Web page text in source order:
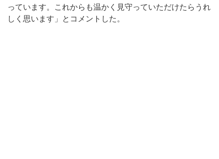
っています。これからも温かく見守っていただけたらうれ
しく思います」とコメントした。